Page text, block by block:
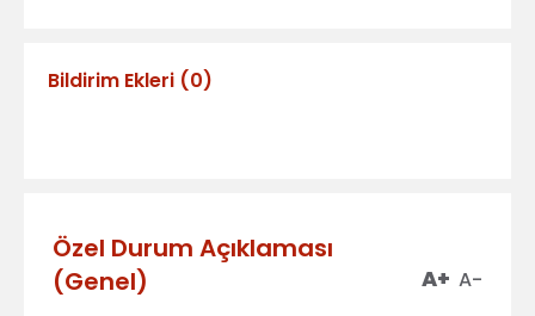
Bildirim Ekleri (0)
Özel Durum Açıklaması
(Genel)
A+ A-